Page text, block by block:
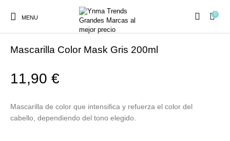
MENU
0
Decoración
AUSTRALIAN GOLDAUTOBRONCEADORES CABELLO
ACONDICIONADORES Y MASCARILLAS
Mascarilla Color Mask Gris 200ml
11,90€
Mascarilla de color que intensifica y refuerza el color del
cabello, dependiendo del tono elegido.